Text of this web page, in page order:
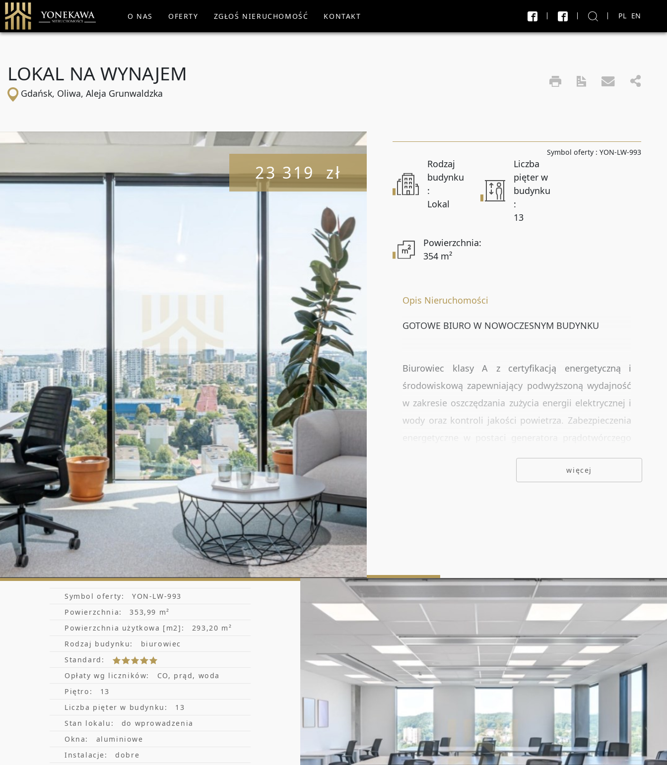
PL EN
O NAS OFERTY ZGŁOŚ NIERUCHOMOŚĆ KONTAKT
WYSZUKAJ X
Sprzedaż i wynajem
Liczba pokoi od Liczba pokoi do
Powierzchnia do
Numer oferty
DODATKOWE OPCJE
Rynekwtórny
Rynekpierwotny Oferty ze zdjęciem
Oferty specjalne Oferty bez prowizji Oferty na wyłączność
LOKAL NA WYNAJEM
Gdańsk, Oliwa, Aleja Grunwaldzka
23 319 zł
Symbol oferty : YON-LW-993
Rodzaj
budynku
:
Lokal
Liczba
pięter w
budynku
:
13
Powierzchnia:
354 m²
Opis Nieruchomości
GOTOWE BIURO W NOWOCZESNYM BUDYNKU
Biurowiec klasy A z certyfikacją energetyczną i
środowiskową zapewniający podwyższoną wydajność
w zakresie oszczędzania zużycia energii elektrycznej i
wody oraz kontroli jakości powietrza. Zabezpieczenia
nowoczesne przestronne lobby
infrastruktura dla rowerzystów – prysznice,
stojaki, szafki (442 miejsca dla rowerów)
hala garażowa na 158 aut (dwie kondygnacje)
podłogi podniesione/techniczne zapewniające
elastyczność pracy
łącze światłowodowe
Warunki najmu:
czynsz 15,50 EUR/mkw
opłata eksploatacyjna 24,50 PLN/mkw
więcej
Symbol oferty:
YON-LW-993
Powierzchnia:
353,99 m²
Powierzchnia użytkowa [m2]:
293,20 m²
Rodzaj budynku:
biurowiec
Standard:
Opłaty wg liczników:
CO, prąd, woda
Piętro:
13
Liczba pięter w budynku:
13
Stan lokalu:
do wprowadzenia
Okna:
aluminiowe
Instalacje:
dobre